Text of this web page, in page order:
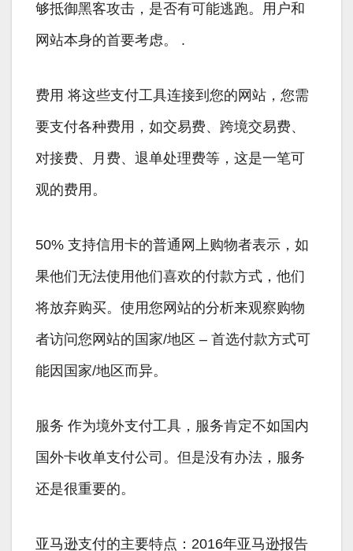
够抵御黑客攻击，是否有可能逃跑。用户和
网站本身的首要考虑。 .
费用 将这些支付工具连接到您的网站，您需
要支付各种费用，如交易费、跨境交易费、
对接费、月费、退单处理费等，这是一笔可
观的费用。
50% 支持信用卡的普通网上购物者表示，如
果他们无法使用他们喜欢的付款方式，他们
将放弃购买。使用您网站的分析来观察购物
者访问您网站的国家/地区 – 首选付款方式可
能因国家/地区而异。
服务 作为境外支付工具，服务肯定不如国内
国外卡收单支付公司。但是没有办法，服务
还是很重要的。
亚马逊支付的主要特点：2016年亚马逊报告